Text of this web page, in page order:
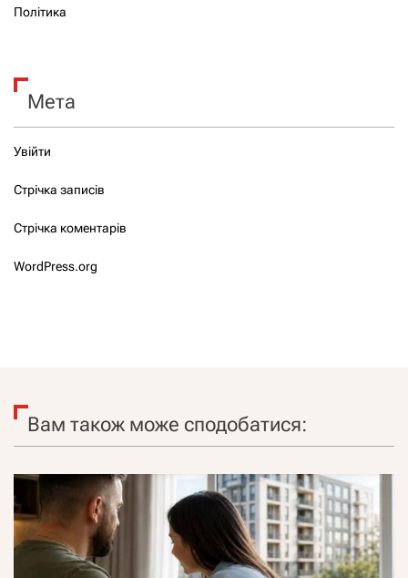
Політика
Мета
Увійти
Стрічка записів
Стрічка коментарів
WordPress.org
Вам також може сподобатися: